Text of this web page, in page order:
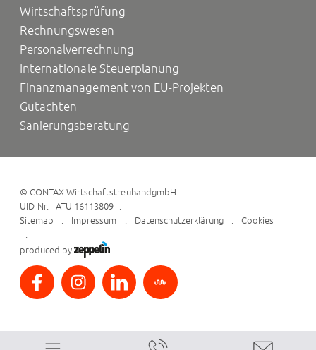
Wirtschaftsprüfung
Rechnungswesen
Personalverrechnung
Internationale Steuerplanung
Finanzmanagement von EU-Projekten
Gutachten
Sanierungsberatung
©CONTAX WirtschaftstreuhandgmbH
UID-Nr. - ATU 16113809
Sitemap
Impressum Datenschutzerklärung Cookies
produced by